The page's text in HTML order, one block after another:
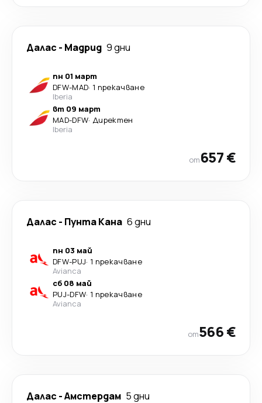
Далас - Мадрид 9 дни
пн 01 март
DFW-MAD· 1 прекачване
Iberia
вт 09 март
MAD-DFW· Директен
Iberia
от657 €
Далас - Пунта Кана 6 дни
пн 03 май
DFW-PUJ· 1 прекачване
Avianca
сб 08 май
PUJ-DFW· 1 прекачване
Avianca
от566 €
Далас -Амстердам 5 дни